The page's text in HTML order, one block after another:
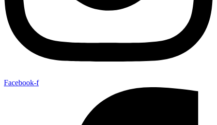
Facebook-f